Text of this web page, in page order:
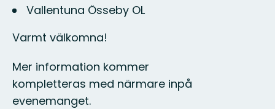
Vallentuna Össeby OL
Varmt välkomna!
Mer information kommer
kompletteras med närmare inpå
evenemanget.